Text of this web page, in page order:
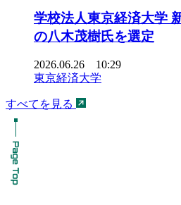
学校法人東京経済大学
の八木茂樹氏を選定
2026.06.26 10:29
東京経済大学
すべてを見る